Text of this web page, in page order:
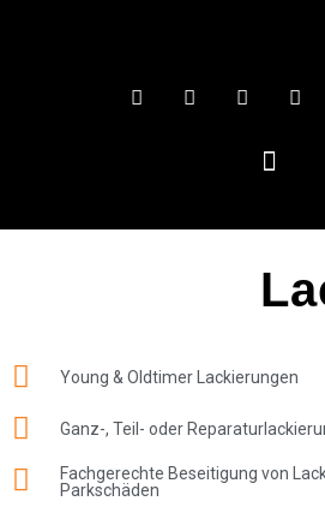
Young & Oldtimer Lackierungen
Ganz-, Teil- oder
Fachgerechte Beseitigung von
Parkschäden